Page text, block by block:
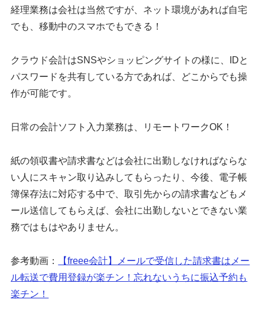
経理業務は会社は当然ですが、ネット環境があれば自宅
でも、移動中のスマホでもできる！
クラウド会計はSNSやショッピングサイトの様に、IDと
パスワードを共有している方であれば、どこからでも操
作が可能です。
日常の会計ソフト入力業務は、リモートワークOK！
紙の領収書や請求書などは会社に出勤しなければならな
い人にスキャン取り込みしてもらったり、今後、電子帳
簿保存法に対応する中で、取引先からの請求書などもメ
ール送信してもらえば、会社に出勤しないとできない業
務ではもはやありません。
参考動画：
【freee会計】メールで受信した請求書はメー
ル転送で費用登録が楽チン！忘れないうちに振込予約も
楽チン！